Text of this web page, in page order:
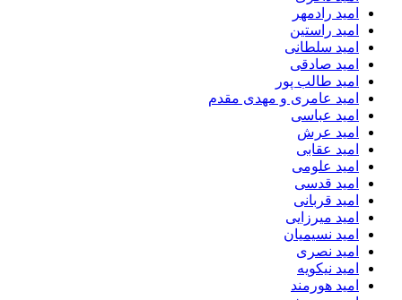
امید رادمهر
امید راستین
امید سلطانی
امید صادقی
امید طالب پور
امید عامری و مهدی مقدم
امید عباسی
امید عرش
امید عقابی
امید علومی
امید قدسی
امید قربانی
امید میرزایی
امید نسیمیان
امید نصری
امید نیکویه
امید هورمند